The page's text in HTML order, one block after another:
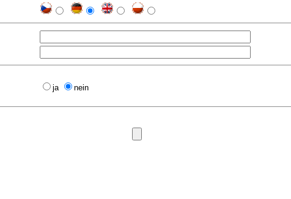
ja nein